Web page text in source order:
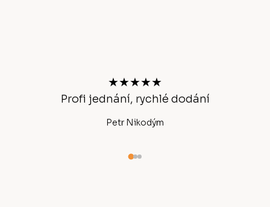
★★★★★
Profi jednání, rychlé dodání
Petr Nikodým